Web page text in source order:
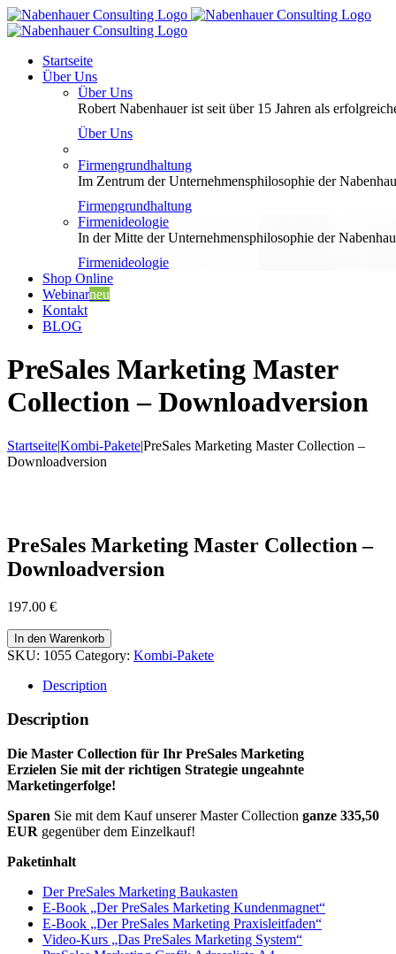
Zum
Inhalt
Startseite
Über Uns
Über Uns
Robert Nabenhauer ist seit über 15 Jahren als
Über Uns
Firmengrundhaltung
Im Zentrum der Unternehmensphilosophie der
Firmengrundhaltung
Firmenideologie
In der Mitte der Unternehmensphilosophie der
Firmenideologie
Shop Online
Webinarneu
Kontakt
BLOG
PreSales Marketing Master
Collection – Downloadversion
Startseite|Kombi-Pakete|PreSales Marketing Master Collection –
Downloadversion
PreSales Marketing Master Collection –
Downloadversion
197.00 €
In den Warenkorb
SKU: 1055 Category: Kombi-Pakete
Description
Description
Die Master Collection für Ihr PreSales Marketing
Erzielen Sie mit der richtigen Strategie ungeahnte
Marketingerfolge!
Sparen Sie mit dem Kauf unserer Master Collection ganze 335,50
EUR gegenüber dem Einzelkauf!
Paketinhalt
Der PreSales Marketing Baukasten
E-Book „Der PreSales Marketing Kundenmagnet“
E-Book „Der PreSales Marketing Praxisleitfaden“
Video-Kurs „Das PreSales Marketing System“